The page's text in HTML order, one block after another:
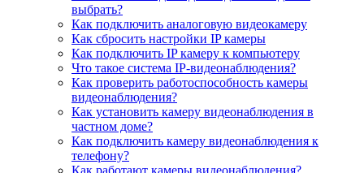
выбрать?
Как подключить аналоговую видеокамеру
Как сбросить настройки IP камеры
Как подключить IP камеру к компьютеру
Что такое система IP-видеонаблюдения?
Как проверить работоспособность камеры
видеонаблюдения?
Как установить камеру видеонаблюдения в
частном доме?
Как подключить камеру видеонаблюдения к
телефону?
Как работают камеры видеонаблюдения?